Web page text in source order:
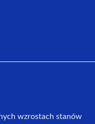
wzrostach stanów